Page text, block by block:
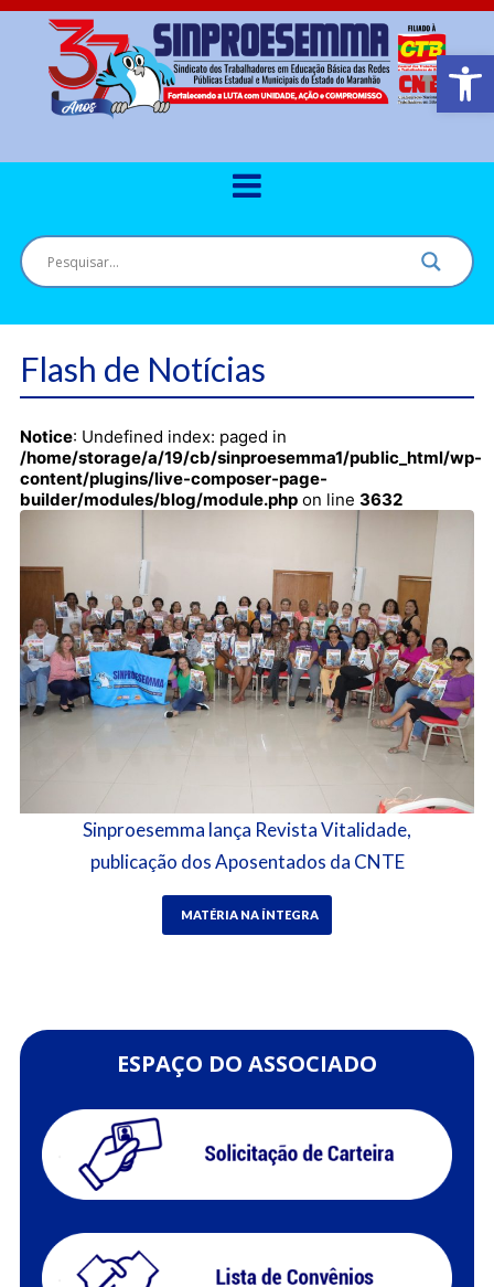
Barra de
Flash de Notícias
Notice: Undefined index: paged in
/home/storage/a/19/cb/sinproesemma1/public_html/wp-
content/plugins/live-composer-page-
builder/modules/blog/module.phpon line 3632
Sinproesemma lança Revista Vitalidade,
publicação dos Aposentados da CNTE
MATÉRIA NA ÍNTEGRA
ESPAÇO DO ASSOCIADO